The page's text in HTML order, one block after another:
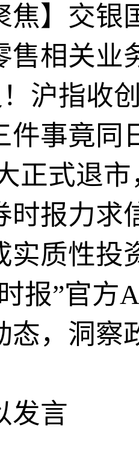
焦】交银
售相关业
！沪指收
件事竟同
正式退
时报力求
实质性投
报”官方
态，洞察
发言